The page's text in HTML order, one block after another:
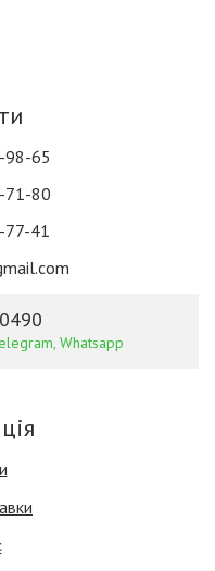
98-65
71-80
77-41
Whatsapp